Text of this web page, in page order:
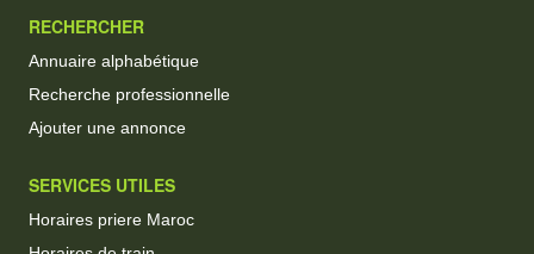
RECHERCHER
Annuaire alphabétique
Recherche professionnelle
Ajouter une annonce
SERVICES UTILES
Horaires priere Maroc